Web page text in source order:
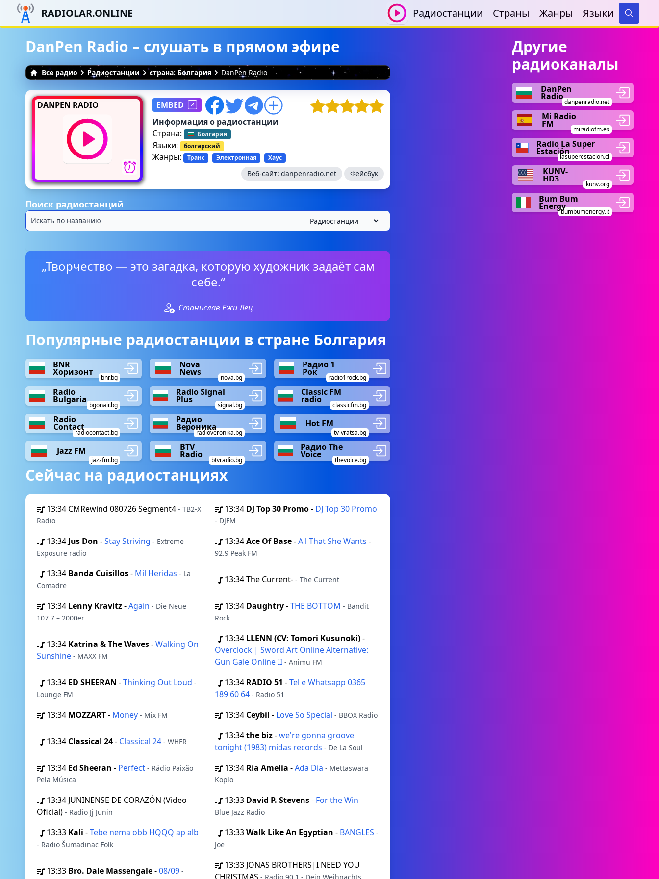
RADIOLAR.ONLINE Радиостанции Страны Жанры Языки
Search
DanPen Radio – слушать в прямом эфире
Все радио Радиостанции страна: Болгария DanPen Radio
DANPEN RADIO
EMBED
Информация о радиостанции
Страна:
Болгария
Языки: болгарский
Жанры: Транс Электронная Хаус
Веб-сайт: danpenradio.net Фейсбук
Поиск радиостанций
„Творчество — это загадка, которую художник задаёт сам
себе.“
Станислав Ежи Лец
Популярные радиостанции в стране Болгария
BNR
Хоризонт
bnr.bg
Nova
News
nova.bg
Радио 1
Рок
radio1rock.bg
Radio
Bulgaria
bgonair.bg
Radio Signal
Plus
signal.bg
Classic FM
radio
classicfm.bg
Radio
Contact
radiocontact.bg
Радио
Вероника
radioveronika.bg
Hot FM
tv-vratsa.bg
Jazz FM
jazzfm.bg
BTV
Radio
btvradio.bg
Радио The
Voice
thevoice.bg
Сейчас на радиостанциях
13:34 CMRewind 080726 Segment4 - TB2-X
Radio
13:34 DJ Top 30 Promo- DJ Top 30 Promo
- DJFM
13:34 Jus Don -Stay Striving - Extreme
Exposure radio
13:34Ace Of Base-All That She Wants -
92.9 Peak FM
13:34 Banda Cuisillos- Mil Heridas - La
Comadre
13:34The Current- - The Current
13:34 Lenny Kravitz-Again - Die Neue
107.7 – 2000er
13:34 Daughtry-THE BOTTOM - Bandit
Rock
13:34 Katrina & The Waves-Walking On
Sunshine - MAXX FM
13:34 LLENN (CV: Tomori Kusunoki)-
Overclock | Sword Art Online Alternative:
Gun Gale Online II - Animu FM
13:34 ED SHEERAN -Thinking Out Loud -
Lounge FM
13:34 RADIO 51 -Tel e Whatsapp 0365
189 60 64 - Radio 51
13:34 MOZZART- Money - Mix FM 13:34 Ceybil - Love So Special - BBOX Radio
13:34 Classical 24- Classical 24 - WHFR
13:34the biz-we're gonna groove
tonight (1983) midas records - De La Soul
13:34 Ed Sheeran - Perfect - Rádio Paixão
Pela Música
13:34 Ria Amelia -Ada Dia - Mettaswara
Koplo
13:34 JUNINENSE DE CORAZÓN (Video
Oficial) - Radio Jj Junin
13:33 David P. Stevens- For the Win -
Blue Jazz Radio
13:33 Kali -Tebe nema obb HQQQ ap alb
- Radio Šumadinac Folk
13:33Walk Like An Egyptian - BANGLES -
Joe
13:33 Bro. Dale Massengale-08/09 -
13:33 JONAS BROTHERS|I NEED YOU
CHRISTMAS - Radio 90.1 - Dein Weihnachts
Другие
радиоканалы
DanPen
Radio
danpenradio.net
Mi Radio
FM
miradiofm.es
Radio La Super
Estación
lasuperestacion.cl
KUNV-
HD3
kunv.org
Bum Bum
Energy
bumbumenergy.it